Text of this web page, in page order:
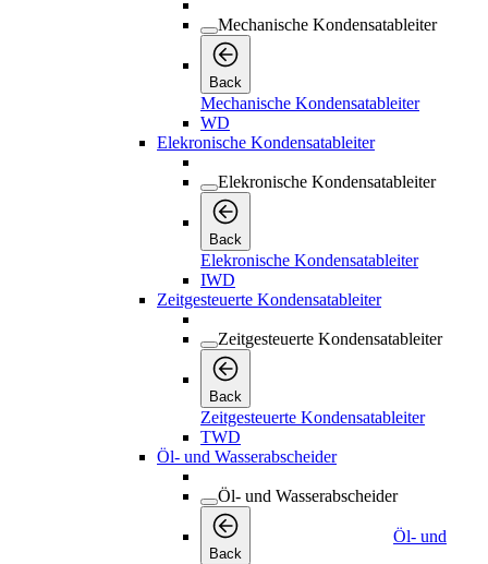
Mechanische Kondensatableiter
Back
Mechanische Kondensatableiter
WD
Elekronische Kondensatableiter
Elekronische Kondensatableiter
Back
Elekronische Kondensatableiter
IWD
Zeitgesteuerte Kondensatableiter
Zeitgesteuerte Kondensatableiter
Back
Zeitgesteuerte Kondensatableiter
TWD
Öl- und Wasserabscheider
Öl- und Wasserabscheider
Back
Öl- und